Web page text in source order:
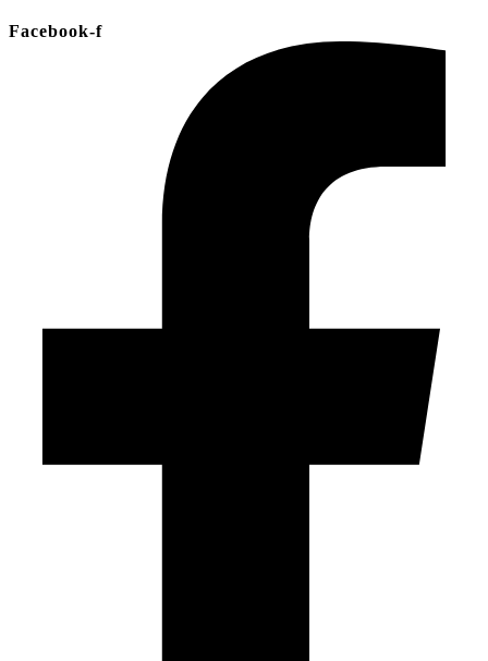
Facebook-f